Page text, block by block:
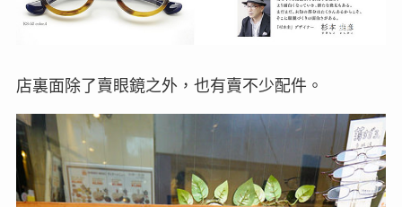
店裏面除了賣眼鏡之外，也有賣不少配件。